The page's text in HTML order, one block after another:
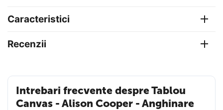
Caracteristici
Recenzii
Intrebari frecvente despre Tablou
Canvas - Alison Cooper - Anghinare